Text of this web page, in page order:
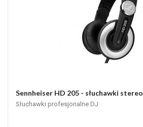
Sennheiser HD 205 - słuchawki stereo
Słuchawki profesjonalne DJ